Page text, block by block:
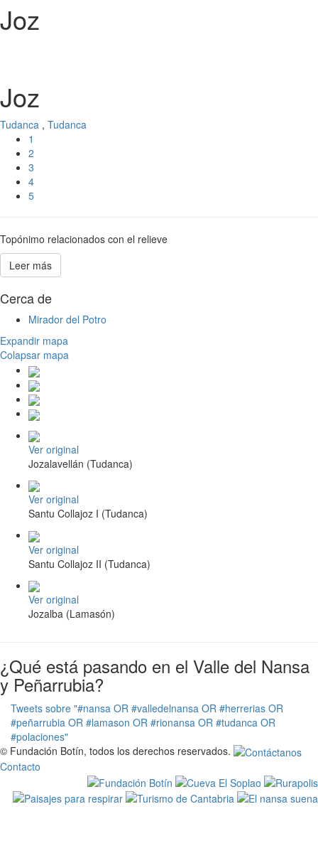
Joz
Joz
Tudanca , Tudanca
1
2
3
4
5
Topónimo relacionados con el relieve
Leer más
Cerca de
Mirador del Potro
Expandir mapa
Colapsar mapa
Ver original
Jozalavellán (Tudanca)
Ver original
Santu Collajoz I (Tudanca)
Ver original
Santu Collajoz II (Tudanca)
Ver original
Jozalba (Lamasón)
¿Qué está pasando en el Valle del Nansa
y Peñarrubia?
Tweets sobre "#nansa OR #valledelnansa OR #herrerias OR
#peñarrubia OR #lamason OR #rionansa OR #tudanca OR
#polaciones"
© Fundación Botín, todos los derechos reservados.
Contacto